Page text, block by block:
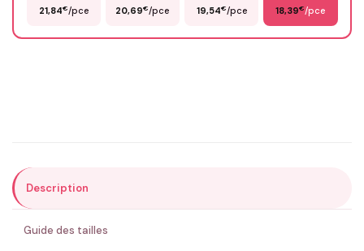
ENVOYER MA DEMANDE ✨
21,84€/pce 20,69€/pce 19,54€/pce 18,39€/pce
Description
Guide des tailles